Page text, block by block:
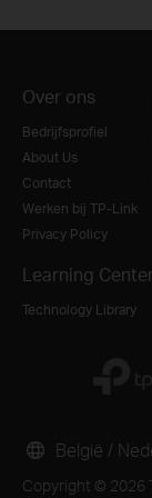
Over ons
Bedrijfsprofiel
About Us
Contact
Werken bij TP-Link
Privacy Policy
Learning Center
Technology Library
Copyright © 2026
België /